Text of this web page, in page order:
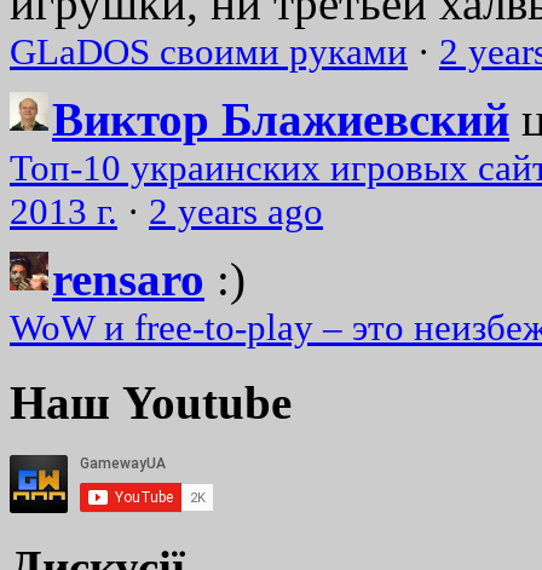
GLaDOS своими руками · 2
Виктор Блажиевский
Топ-10 украинских игровых
2013 г. · 2 years ago
rensaro :)
WoW и free-to-play – это
Наш Youtube